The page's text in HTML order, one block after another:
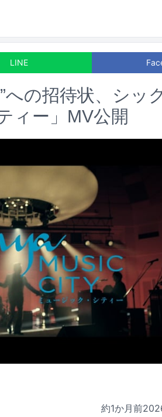
LINE
への招待状、シッ
ィー」MV公開
約1か月前